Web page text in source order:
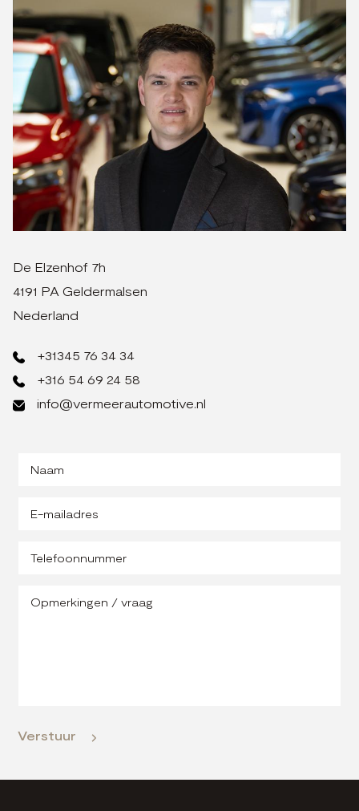
De Elzenhof 7h
4191 PA Geldermalsen
Nederland
+31345 76 34 34
+316 54 69 24 58
info@vermeerautomotive.nl
Verstuur